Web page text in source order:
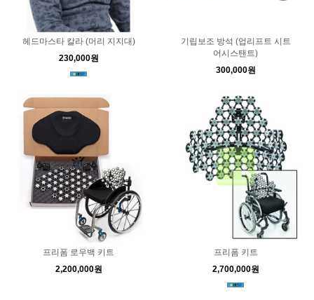
헤드마스타 칼라 (머리 지지대)
230,000원
기립보조 방석 (업리프트 시트
어시스탠트)
300,000원
프리폼 로우백 키트
2,200,000원
프리폼 키트
2,700,000원